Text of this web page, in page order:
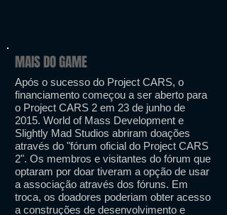
MAIS DO GAME
Após o sucesso do Project CARS, o
financiamento começou a ser aberto para
o Project CARS 2 em 23 de junho de
2015. World of Mass Development e
Slightly Mad Studios abriram doações
através do "fórum oficial do Project CARS
2". Os membros e visitantes do fórum que
optaram por doar tiveram a opção de usar
a associação através dos fóruns. Em
troca, os doadores poderiam obter acesso
a construções de desenvolvimento e